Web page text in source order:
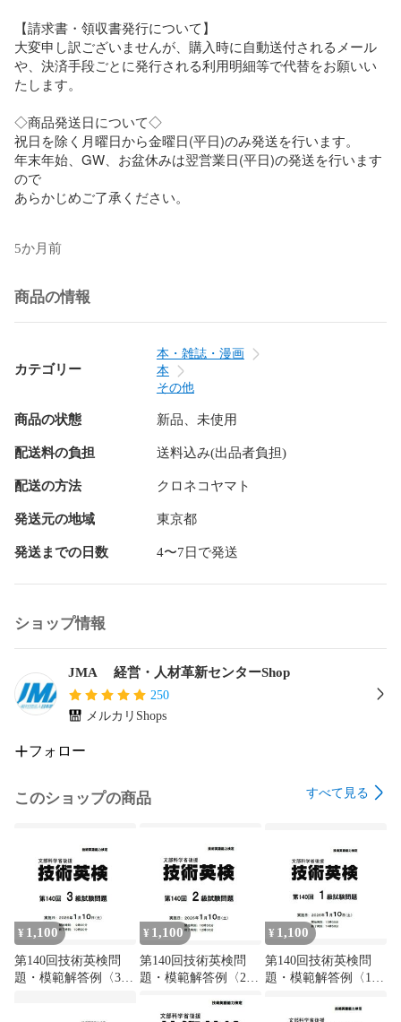
【請求書・領収書発行について】
大変申し訳ございませんが、購入時に自動送付されるメール
や、決済手段ごとに発行される利用明細等で代替をお願いい
たします。
◇商品発送日について◇
祝日を除く月曜日から金曜日(平日)のみ発送を行います。
年末年始、GW、お盆休みは翌営業日(平日)の発送を行います
ので
あらかじめご了承ください。
5か月前
商品の情報
カテゴリー
本・雑誌・漫画
本
その他
商品の状態 新品、未使用
配送料の負担 送料込み(出品者負担)
配送の方法 クロネコヤマト
発送元の地域 東京都
発送までの日数 4〜7日で発送
ショップ情報
JMA 経営・人材革新センターShop
250
メルカリShops
フォロー
このショップの商品 すべて見る
¥ 1,100
第140回技術英検問
題・模範解答例〈3
¥ 1,100
第140回技術英検問
題・模範解答例〈2
¥ 1,100
第140回技術英検問
題・模範解答例〈1